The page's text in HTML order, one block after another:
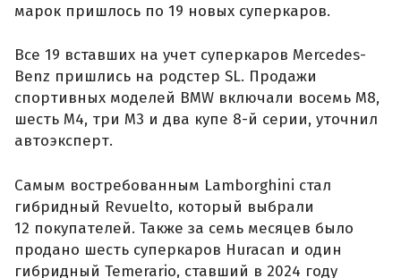
марок пришлось по 19 новых суперкаров.
Все 19 вставших на учет суперкаров Mercedes-
Benz пришлись на родстер SL. Продажи
спортивных моделей BMW включали восемь M8,
шесть M4, три M3 и два купе 8-й серии, уточнил
автоэксперт.
Самым востребованным Lamborghini стал
гибридный Revuelto, который выбрали
12 покупателей. Также за семь месяцев было
продано шесть суперкаров Huracan и один
гибридный Temerario, ставший в 2024 году